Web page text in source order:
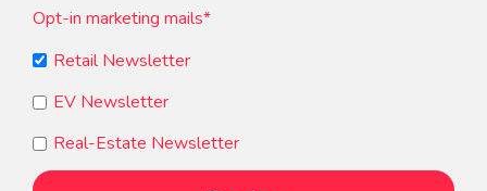
Opt-in marketing mails*
Retail Newsletter
EV Newsletter
Real-Estate Newsletter